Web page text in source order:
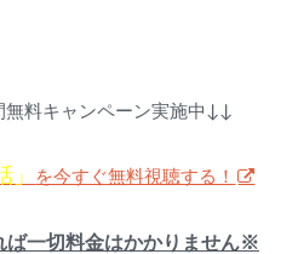
料キャンペーン実施中↓↓
」 を今すぐ無料視聴する！
一切料金はかかりません※